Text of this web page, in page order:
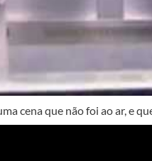
cena que não foi ao ar, e